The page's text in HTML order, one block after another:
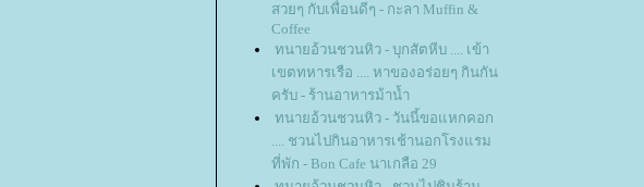
สวยๆ กับเพื่อนดีๆ - กะลา Muffin &
Coffee
ทนายอ้วนชวนหิว - บุกสัตหีบ .... เข้า
เขตทหารเรือ .... หาของอร่อยๆ กินกัน
ครับ - ร้านอาหารม้าน้ำ
ทนายอ้วนชวนหิว - วันนี้ขอแหกคอก
.... ชวนไปกินอาหารเช้านอกโรงแรม
ที่พัก - Bon Cafe นาเกลือ 29